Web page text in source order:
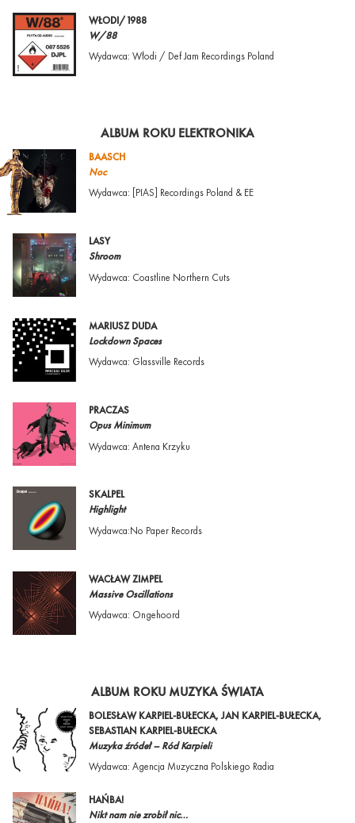
WŁODI/1988
W/88
Wydawca: Włodi / Def Jam Recordings Poland
ALBUM ROKU ELEKTRONIKA
BAASCH
Noc
Wydawca: [PIAS] Recordings Poland & EE
LASY
Shroom
Wydawca: Coastline Northern Cuts
MARIUSZ DUDA
Lockdown Spaces
Wydawca: Glassville Records
PRACZAS
Opus Minimum
Wydawca: Antena Krzyku
SKALPEL
Highlight
Wydawca:No Paper Records
WACŁAW ZIMPEL
Massive Oscillations
Wydawca: Ongehoord
ALBUM ROKU MUZYKA ŚWIATA
BOLESŁAW KARPIEL-BUŁECKA, JAN KARPIEL-BUŁECKA,
SEBASTIAN KARPIEL-BUŁECKA
Muzyka źródeł – Ród Karpieli
Wydawca: Agencja Muzyczna Polskiego Radia
HAŃBA!
Nikt nam nie zrobił nic…